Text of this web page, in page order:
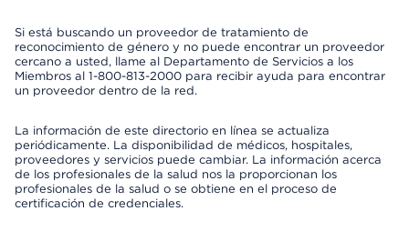
Si está buscando un proveedor de tratamiento de
reconocimiento de género y no puede encontrar un proveedor
cercano a usted, llame al Departamento de Servicios a los
Miembros al 1-800-813-2000 para recibir ayuda para encontrar
un proveedor dentro de la red.
La información de este directorio en línea se actualiza
periódicamente. La disponibilidad de médicos, hospitales,
proveedores y servicios puede cambiar. La información acerca
de los profesionales de la salud nos la proporcionan los
profesionales de la salud o se obtiene en el proceso de
certificación de credenciales.